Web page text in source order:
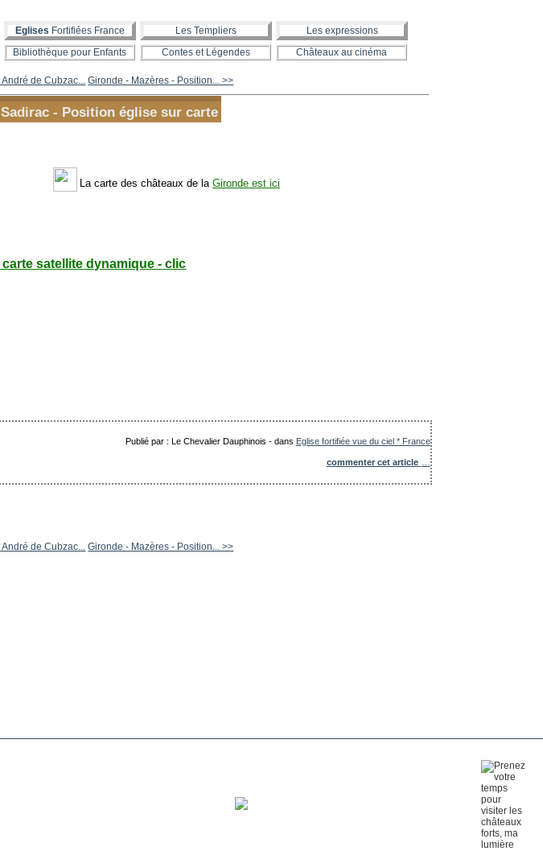
Eglises Fortifiées France Les Templiers
Les expressions
Bibliothèque pour Enfants Contes et Légendes Châteaux au cinéma
de Cubzac... Gironde - Mazères - Position... >>
- Position église sur carte
La carte des châteaux de laGironde est ici
carte satellite dynamique - clic
Publié par : Le Chevalier Dauphinois -dans Eglise fortifiée vue du ciel * France
commenter cet article
de Cubzac... Gironde - Mazères - Position... >>